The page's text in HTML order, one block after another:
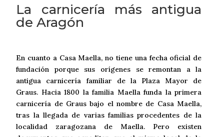
La carnicería más antigua
de Aragón
En cuanto a Casa Maella, no tiene una fecha oficial de
fundación porque sus orígenes se remontan a la
antigua carnicería familiar de la Plaza Mayor de
Graus. Hacia 1800 la familia Maella funda la primera
carnicería de Graus bajo el nombre de Casa Maella,
tras la llegada de varias familias procedentes de la
localidad zaragozana de Maella. Pero existen